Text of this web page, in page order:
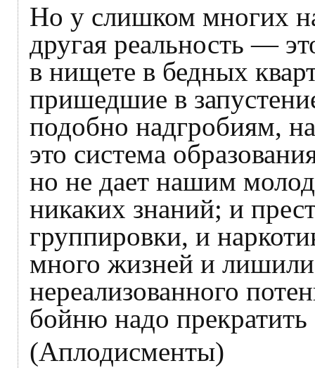
Но у слишком многих
другая реальность —
в нищете в бедных
пришедшие в
подобно надгробиям,
это система
но не дает нашим
никаких знаний; и
группировки, и
много жизней и
нереализованного
бойню надо прекратить
(Аплодисменты)